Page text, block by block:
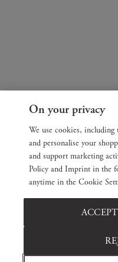
On your privacy
We use cookies,
and personalise your
and support marketing
Policy and Imprint in the
anytime in the Cookie